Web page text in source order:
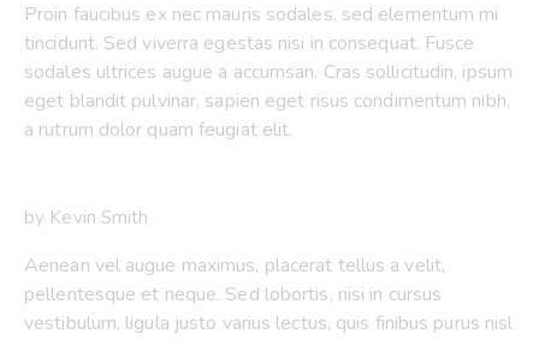
Proin faucibus ex nec mauris sodales, sed elementum mi
tincidunt. Sed viverra egestas nisi in consequat. Fusce
sodales ultrices augue a accumsan. Cras sollicitudin, ipsum
eget blandit pulvinar, sapien eget risus condimentum nibh,
a rutrum dolor quam feugiat elit.
by Kevin Smith
Aenean vel augue maximus, placerat tellus a velit,
pellentesque et neque. Sed lobortis, nisi in cursus
vestibulum, ligula justo varius lectus, quis finibus purus nisl